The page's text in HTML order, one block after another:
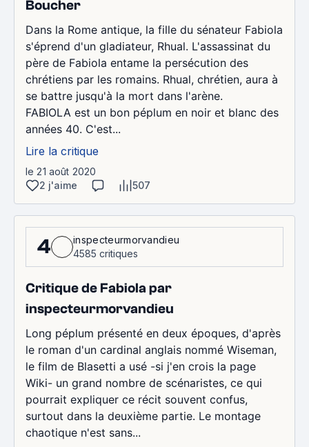
Boucher
Dans la Rome antique, la fille du sénateur Fabiola
s'éprend d'un gladiateur, Rhual. L'assassinat du
père de Fabiola entame la persécution des
chrétiens par les romains. Rhual, chrétien, aura à
se battre jusqu'à la mort dans l'arène.
FABIOLA est un bon péplum en noir et blanc des
années 40. C'est...
Lire la critique
le 21 août 2020
2 j'aime
507
4
inspecteurmorvandieu
4585 critiques
Critique de Fabiola par
inspecteurmorvandieu
Long péplum présenté en deux époques, d'après
le roman d'un cardinal anglais nommé Wiseman,
le film de Blasetti a usé -si j'en crois la page
Wiki- un grand nombre de scénaristes, ce qui
pourrait expliquer ce récit souvent confus,
surtout dans la deuxième partie. Le montage
chaotique n'est sans...